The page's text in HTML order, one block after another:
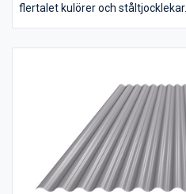
flertalet kulörer och ståltjocklekar.